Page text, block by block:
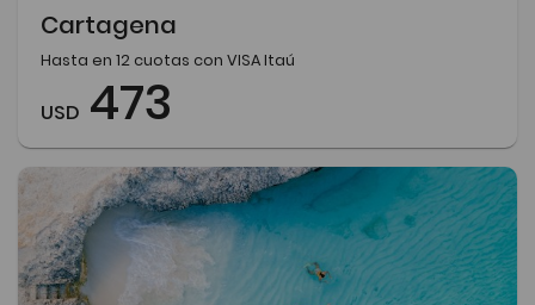
Cartagena
Hasta en 12 cuotas con VISA Itaú
USD 473